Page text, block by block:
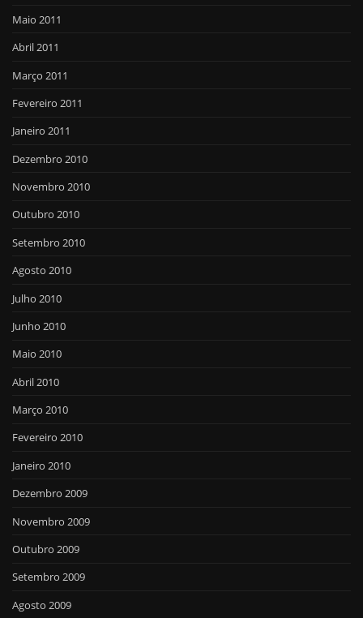
Maio 2011
Abril 2011
Março 2011
Fevereiro 2011
Janeiro 2011
Dezembro 2010
Novembro 2010
Outubro 2010
Setembro 2010
Agosto 2010
Julho 2010
Junho 2010
Maio 2010
Abril 2010
Março 2010
Fevereiro 2010
Janeiro 2010
Dezembro 2009
Novembro 2009
Outubro 2009
Setembro 2009
Agosto 2009